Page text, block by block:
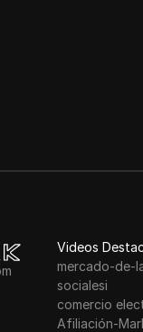
Videos
mercado-de-
socialesi
comercio
Afiliación-